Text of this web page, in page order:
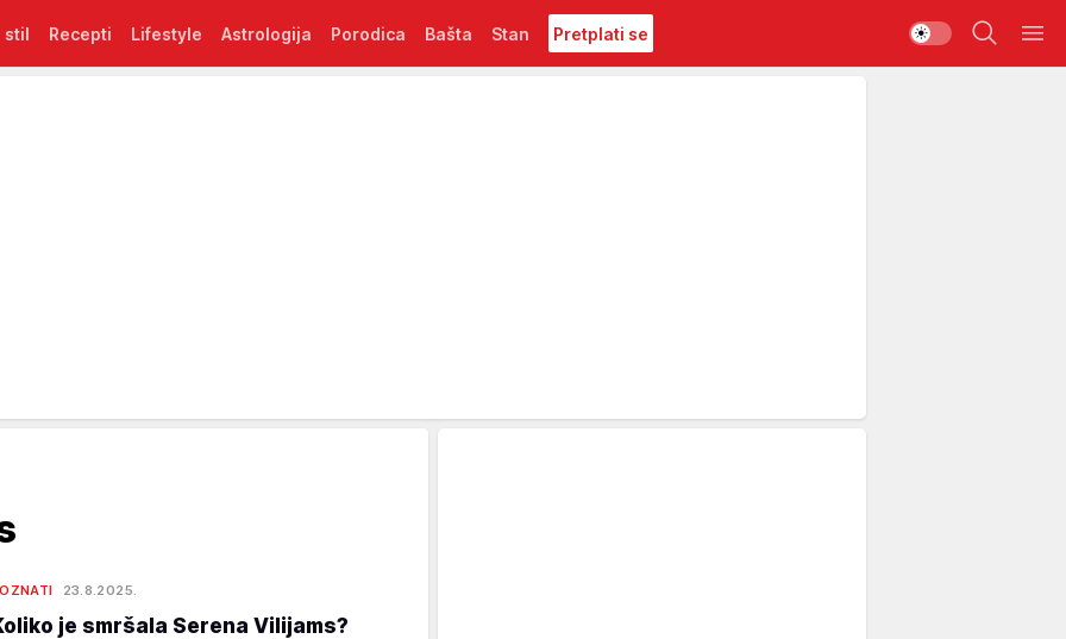
stil Recepti Lifestyle Astrologija Porodica Bašta Stan Pretplati se
23.8.2025.
je smršala Serena Vilijams?